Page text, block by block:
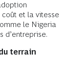
coût et la vitesse
le Nigeria
d’entreprise.
terrain